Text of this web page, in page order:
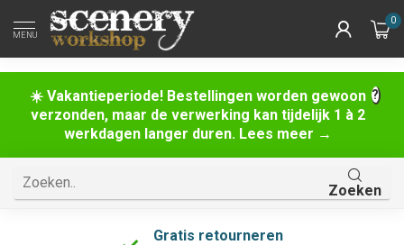
☀️ Vakantieperiode! Bestellingen worden gewoon
verzonden, maar de verwerking kan tijdelijk 1 à 2
werkdagen langer duren. Lees meer →
MENU
0
Zoeken
Gratis retourneren